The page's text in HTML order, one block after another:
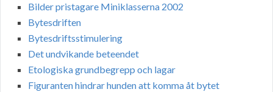
Bilder pristagare Miniklasserna 2002
Bytesdriften
Bytesdriftsstimulering
Det undvikande beteendet
Etologiska grundbegrepp och lagar
Figuranten hindrar hunden att komma åt bytet